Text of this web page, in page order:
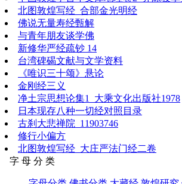
北图敦煌写经_合部金光明经
佛说无量寿经甄解
与青年朋友谈学佛
新修华严经疏钞 14
台湾碑碣文献与文学资料
《唯识三十颂》悬论
金刚经三义
净土宗思想论集1_大乘文化出版社1978
日本现存八种一切经对照目录
古刹大悲禅院_11903746
修行小偏方
北图敦煌写经_大庄严法门经二卷
字 母 分 类